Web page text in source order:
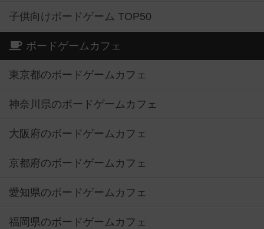
子供向けボードゲーム TOP50
ボードゲームカフェ
東京都のボードゲームカフェ
神奈川県のボードゲームカフェ
大阪府のボードゲームカフェ
京都府のボードゲームカフェ
愛知県のボードゲームカフェ
福岡県のボードゲームカフェ